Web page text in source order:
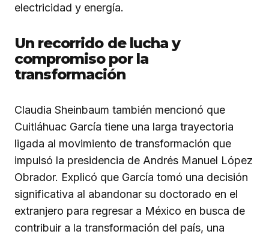
electricidad y energía.
Un recorrido de lucha y
compromiso por la
transformación
Claudia Sheinbaum también mencionó que
Cuitláhuac García tiene una larga trayectoria
ligada al movimiento de transformación que
impulsó la presidencia de Andrés Manuel López
Obrador. Explicó que García tomó una decisión
significativa al abandonar su doctorado en el
extranjero para regresar a México en busca de
contribuir a la transformación del país, una